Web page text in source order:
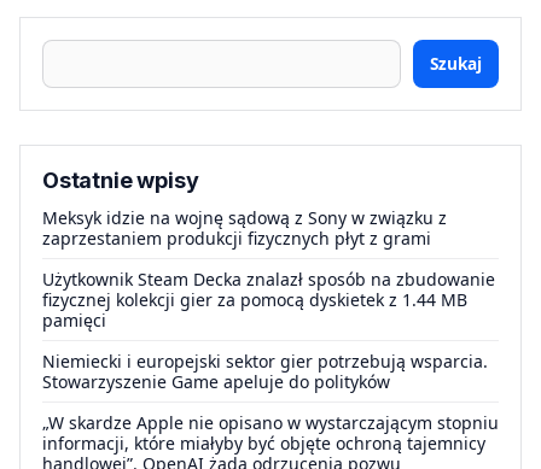
Szukaj
Ostatnie wpisy
Meksyk idzie na wojnę sądową z Sony w związku z
zaprzestaniem produkcji fizycznych płyt z grami
Użytkownik Steam Decka znalazł sposób na zbudowanie
fizycznej kolekcji gier za pomocą dyskietek z 1.44 MB
pamięci
Niemiecki i europejski sektor gier potrzebują wsparcia.
Stowarzyszenie Game apeluje do polityków
„W skardze Apple nie opisano w wystarczającym stopniu
informacji, które miałyby być objęte ochroną tajemnicy
handlowej”. OpenAI żąda odrzucenia pozwu